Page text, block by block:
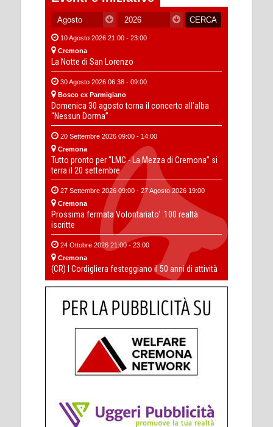
10 Agosto 2026 21:00 - 23:00
Cremona
La Notte di San Lorenzo
30 Agosto 2026 06:38 - 09:00
Bosco ex Parmigiano
Domenica 30 agosto torna il concerto all’alba
“Nessun Dorma”
20 Settembre 2026 09:00 - 14:00
Cremona
Tutto pronto per “LMC - La Mezza di Cremona” si
terra il 20 settembre
27 Settembre 2026 09:00 - 27 Agosto 2026 19:00
Cremona
Prossima fermata Volontariato' :100 realtà
iscritte
24 Ottobre 2026 21:00 - 23:00
Cremona
(CR) I Cordigliera festeggiano il 50 anni di attività